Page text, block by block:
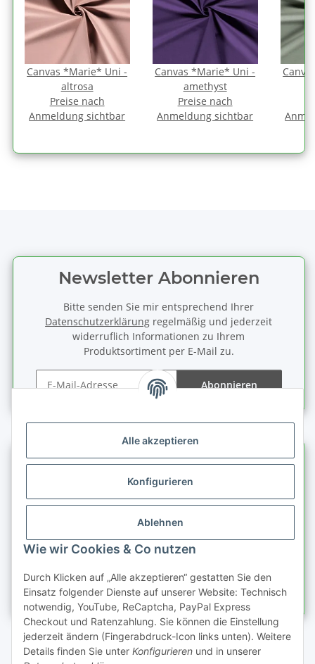
Alle akzeptieren
Konfigurieren
Ablehnen
Wie wir Cookies & Co nutzen
Durch Klicken auf „Alle akzeptieren“ gestatten Sie den
Einsatz folgender Dienste auf unserer Website: Technisch
notwendig, YouTube, ReCaptcha, PayPal Express
Checkout und Ratenzahlung. Sie können die Einstellung
jederzeit ändern (Fingerabdruck-Icon links unten). Weitere
Details finden Sie unter Konfigurieren und in unserer
Canvas *Marie* Uni -
altrosa
Preise nach
Anmeldung sichtbar
Canvas *Marie* Uni -
amethyst
Preise nach
Anmeldung sichtbar
Newsletter Abonnieren
Bitte senden Sie mir entsprechend Ihrer
Datenschutzerklärung regelmäßig und jederzeit
widerruflich Informationen zu Ihrem
Produktsortiment per E-Mail zu.
Abonnieren
Informationen
Gesetzliche Informationen